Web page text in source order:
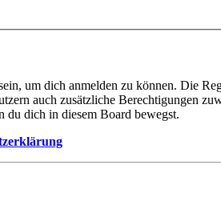
um dich anmelden zu können. Die
auch zusätzliche Berechtigungen
du dich in diesem Board bewegst.